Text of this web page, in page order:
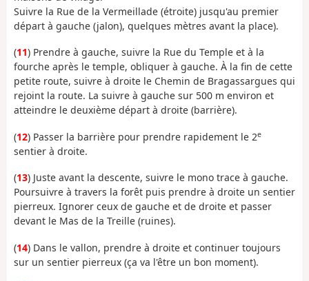
Suivre la Rue de la Vermeillade (étroite) jusqu'au premier
départ à gauche (jalon), quelques mètres avant la place).
(11) Prendre à gauche, suivre la Rue du Temple et à la
fourche après le temple, obliquer à gauche. À la fin de cette
petite route, suivre à droite le Chemin de Bragassargues qui
rejoint la route. La suivre à gauche sur 500 m environ et
atteindre le deuxième départ à droite (barrière).
(12) Passer la barrière pour prendre rapidement le 2e
sentier à droite.
(13) Juste avant la descente, suivre le mono trace à gauche.
Poursuivre à travers la forêt puis prendre à droite un sentier
pierreux. Ignorer ceux de gauche et de droite et passer
devant le Mas de la Treille (ruines).
(14) Dans le vallon, prendre à droite et continuer toujours
sur un sentier pierreux (ça va l'être un bon moment).